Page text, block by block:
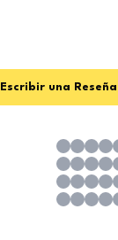
Escribir una Reseña